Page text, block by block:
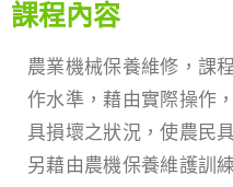
課程內容
農業機械保養維修，課
作水準，藉由實際操作
具損壞之狀況，使農民
另藉由農機保養維護訓